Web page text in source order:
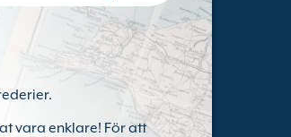
vara enklare! För att